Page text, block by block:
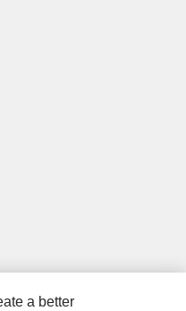
a better